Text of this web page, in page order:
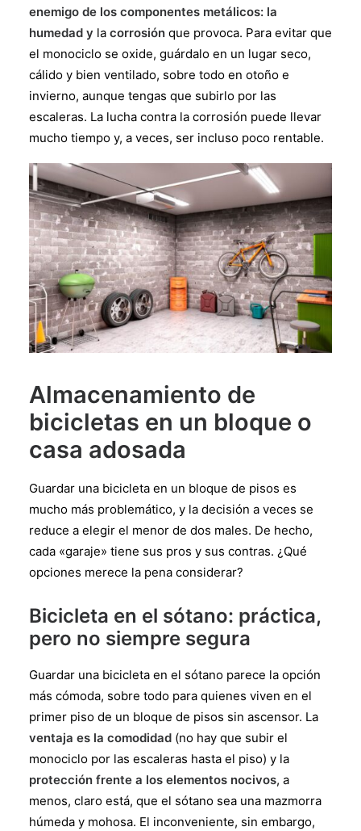
enemigo de los componentes metálicos: la
humedad y la corrosión que provoca. Para evitar que
el monociclo se oxide, guárdalo en un lugar seco,
cálido y bien ventilado, sobre todo en otoño e
invierno, aunque tengas que subirlo por las
escaleras. La lucha contra la corrosión puede llevar
mucho tiempo y, a veces, ser incluso poco rentable.
Almacenamiento de
bicicletas en un bloque o
casa adosada
Guardar una bicicleta en un bloque de pisos es
mucho más problemático, y la decisión a veces se
reduce a elegir el menor de dos males. De hecho,
cada «garaje» tiene sus pros y sus contras. ¿Qué
opciones merece la pena considerar?
Bicicleta en el sótano: práctica,
pero no siempre segura
Guardar una bicicleta en el sótano parece la opción
más cómoda, sobre todo para quienes viven en el
primer piso de un bloque de pisos sin ascensor. La
ventaja es la comodidad (no hay que subir el
monociclo por las escaleras hasta el piso) y la
protección frente a los elementos nocivos, a
menos, claro está, que el sótano sea una mazmorra
húmeda y mohosa. El inconveniente, sin embargo,